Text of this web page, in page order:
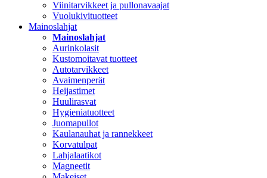
Viinitarvikkeet ja pullonavaajat
Vuolukivituotteet
Mainoslahjat
Mainoslahjat
Aurinkolasit
Kustomoitavat tuotteet
Autotarvikkeet
Avaimenperät
Heijastimet
Huulirasvat
Hygieniatuotteet
Juomapullot
Kaulanauhat ja rannekkeet
Korvatulpat
Lahjalaatikot
Magneetit